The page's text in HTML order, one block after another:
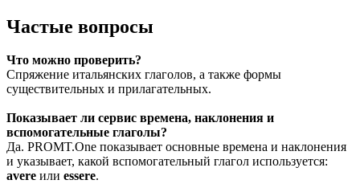
Частые вопросы
Что можно проверить?
Спряжение итальянских глаголов, а также формы
существительных и прилагательных.
Показывает ли сервис времена, наклонения и
вспомогательные глаголы?
Да. PROMT.One показывает основные времена и наклонения
и указывает, какой вспомогательный глагол используется:
avere или essere.